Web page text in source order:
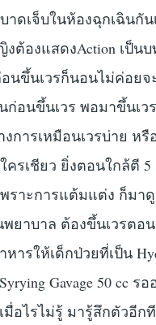
ดเจ็บในห้องฉุกเฉินกัน
ต้องแสดงAction เป็น
นขึ้นเวรก็นอนไม่ค่อย
อนขึ้นเวร พอมาขึ้นเว
การเหมือนเวรบ่าย ห
รเชียว ยิ่งตอนใกล้ตี
ราะการแต้มแต่ง ก็มา
ยาบาล ต้องขึ้นเวรตอ
ารให้เด็กป่วยที่เป็น
Gavage 50 cc ร
อไรไม่รู้ มารู้สึกตัวอี